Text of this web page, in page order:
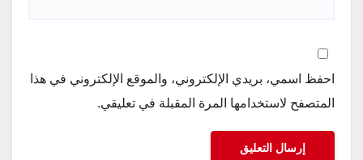
احفظ اسمي، بريدي الإلكتروني، والموقع الإلكتروني في هذا
المتصفح لاستخدامها المرة المقبلة في تعليقي.